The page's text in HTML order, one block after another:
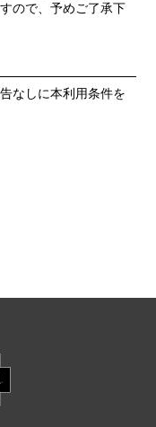
ので、予めご了承下
なしに本利用条件を